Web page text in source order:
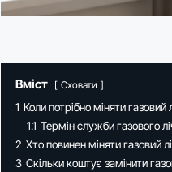
Вміст Сховати
1 Коли потрібно міняти газовий
1.1 Термін служби газового
2 Хто повинен міняти газовий
3 Скільки коштує замінити